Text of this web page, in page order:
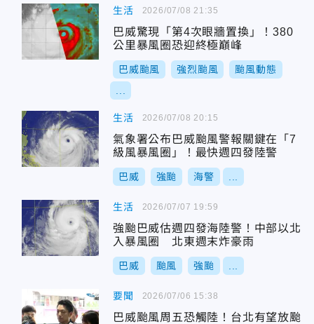
生活
巴威驚現「第4次眼牆置換」！380
公里暴風圈恐迎終極巔峰
巴威颱風 強烈颱風 颱風動態
2026/07/08 21:35
生活
氣象署公布巴威颱風警報關鍵在「7
級風暴風圈」！最快週四發陸警
巴威 強颱 海警
2026/07/08 20:15
生活
強颱巴威估週四發海陸警！中部以北
入暴風圈 北東週末炸豪雨
巴威 颱風 強颱
2026/07/07 19:59
要聞
巴威颱風周五恐觸陸！台北有望放颱
2026/07/06 15:38